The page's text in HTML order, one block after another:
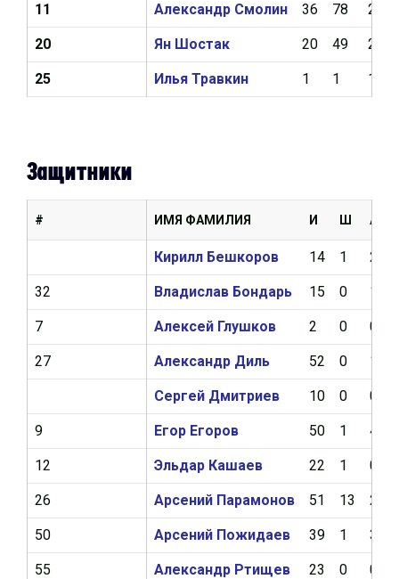
Александр Смолин 36 78 2,53
Ян Шостак 20 49 2,82
Илья Травкин 1 1
11
20
25
Защитники
ИМЯ ФАМИЛИЯ И Ш А
Кирилл Бешкоров 14 1 2
Владислав Бондарь 15 0 1
Алексей Глушков 2 0 0
Александр Диль 52 0 1
Сергей Дмитриев 10 0 0
Егор Егоров 50 1 4
Эльдар Кашаев 22 1 0
Арсений Парамонов 51 13 20
Арсений Пожидаев 39 1 3
Александр Ртищев 23 0 0
#
32
7
27
9
12
26
50
55